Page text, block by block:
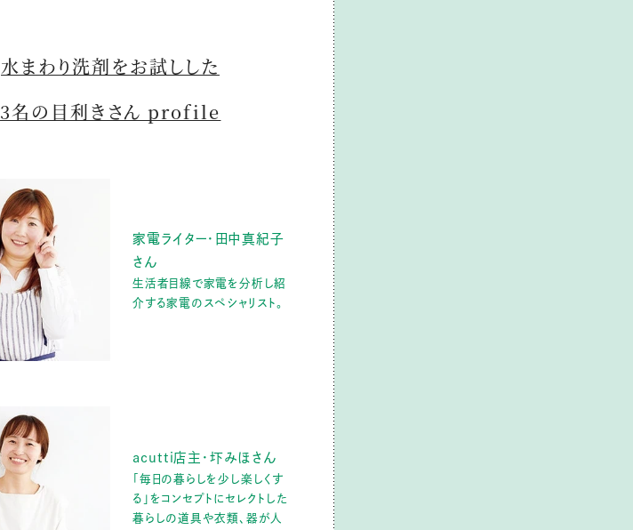
水まわり洗剤をお試しした
3名の目利きさん profile
家電ライター・田中真紀子
さん
生活者目線で家電を分析し紹
介する家電のスペシャリスト。
acutti店主・圷みほさん
「毎日の暮らしを少し楽しくす
る」をコンセプトにセレクトした
暮らしの道具や衣類、器が人